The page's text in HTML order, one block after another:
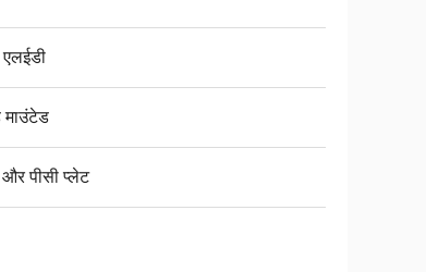
माउंटेड
पीसी प्लेट